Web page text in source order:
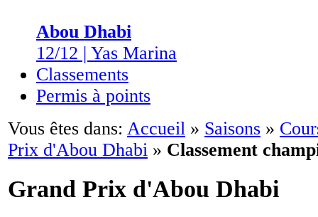
Abou Dhabi
12/12 | Yas Marina
Classements
Permis à points
Vous êtes dans: Accueil » Saisons »
Prix d'Abou Dhabi » Classement
Grand Prix d'Abou Dhabi